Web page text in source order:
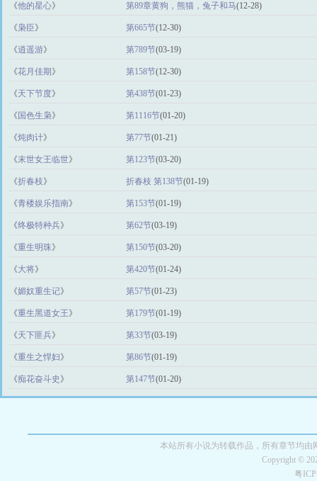
《他的星心》 第89章黄狗，熊猫，兔子和马(12-28)
《枭臣》 第665节(12-30)
《逍遥游》 第789节(03-19)
《花月佳期 》 第158节(12-30)
《天下节度》 第438节(01-23)
《 国色生枭》 第1116节(01-20)
《炖肉计》 第77节(01-21)
《末世女王临世》 第123节(03-20)
《折春枝》 折春枝 第138节(01-19)
《青楼娱乐指南》 第153节(01-19)
《终极特种兵》 第62节(03-19)
《重生明珠》 第150节(03-20)
《大将》 第420节(01-24)
《媚奴重生记》 第57节(01-23)
《重生黑道女王》 第179节(01-19)
《天下匪兵》 第33节(03-19)
《重生之悍妇》 第86节(01-19)
《痴花奋斗史 》 第147节(01-20)
本站所有小说为转载作品，所有章节均
Copyright ©
粤